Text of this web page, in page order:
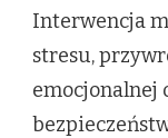
Interwencja
stresu,
emocjonalnej